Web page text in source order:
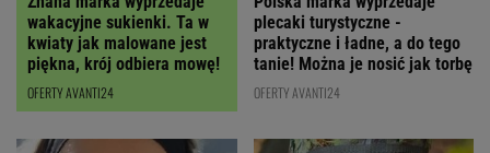
wakacyjne sukienki. Ta w
kwiaty jak malowane jest
piękna, krój odbiera mowę!
OFERTY AVANTI24
plecaki turystyczne -
praktyczne i ładne, a do tego
tanie! Można je nosić jak torbę
OFERTY AVANTI24